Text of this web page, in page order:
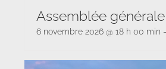
Assemblée générale
6 novembre 2026 @ 18 h 00 min -